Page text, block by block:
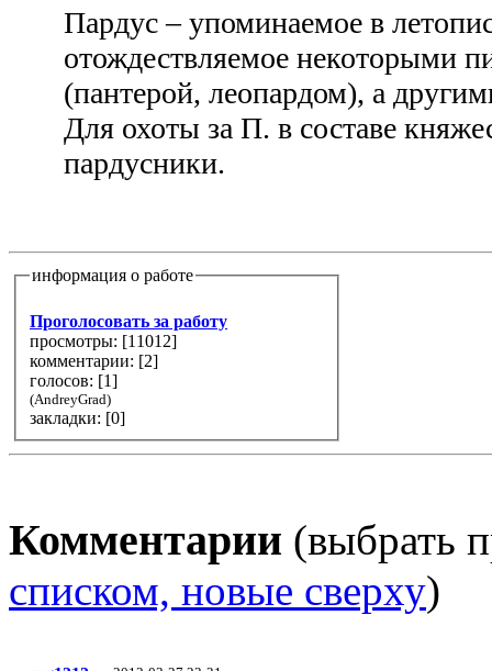
Пардус – упоминаемое в
отождествляемое некоторыми
(пантерой, леопардом), а
Для охоты за П. в составе
пардусники.
информация о работе
Проголосовать за работу
просмотры: [11012]
комментарии: [2]
голосов: [1]
(AndreyGrad)
закладки: [0]
Комментарии (выбрать
списком, новые сверху)